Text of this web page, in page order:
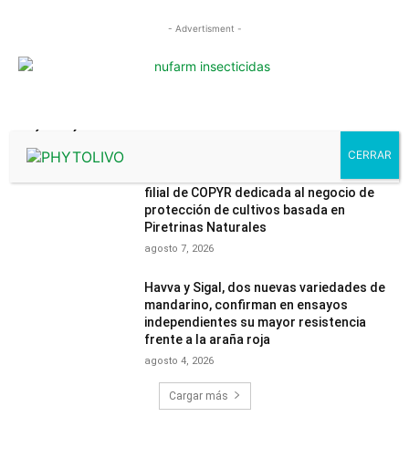
- Advertisment -
MÁS LEÍDOS
filial de COPYR dedicada al negocio de
protección de cultivos basada en
Piretrinas Naturales
agosto 7, 2026
Havva y Sigal, dos nuevas variedades de
mandarino, confirman en ensayos
independientes su mayor resistencia
frente a la araña roja
agosto 4, 2026
Cargar más